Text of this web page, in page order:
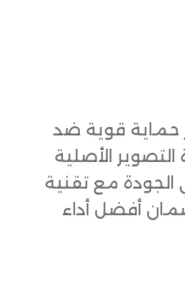
حماية قوية ضد
الأصلية
مع تقنية
أفضل أداء